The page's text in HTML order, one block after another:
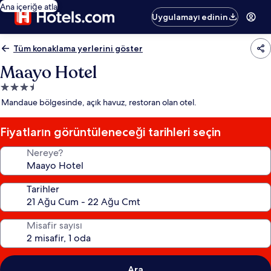
Ana içeriğe atla
Uygulamayı edinin
Tüm konaklama yerlerini göster
Maayo Hotel
3.5
yıldızlı
yeri
Mandaue bölgesinde, açık havuz, restoran olan otel.
Fiyatların görüntüleneceği tarihleri seçin
Nereye?
Tarihler
Misafir sayısı